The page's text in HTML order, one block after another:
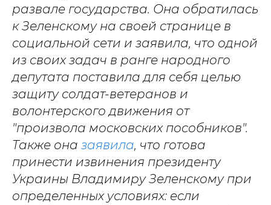
развале государства. Она обратилась
к Зеленскому на своей странице в
социальной сети и заявила, что одной
из своих задач в ранге народного
депутата поставила для себя целью
защиту солдат-ветеранов и
волонтерского движения от
"произвола московских пособников".
Также она заявила, что готова
принести извинения президенту
Украины Владимиру Зеленскому при
определенных условиях: если